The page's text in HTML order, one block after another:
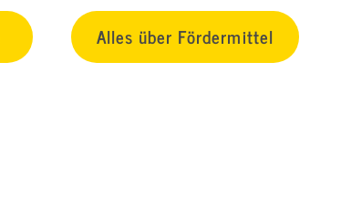
Alles über Fördermittel